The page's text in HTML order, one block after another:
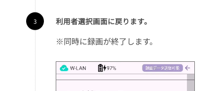
利用者選択画面に戻ります。
※同時に録画が終了します。